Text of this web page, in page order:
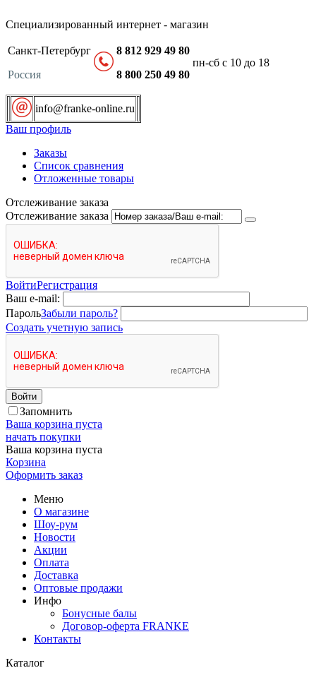
Специализированный интернет - магазин
Санкт-Петербург
Россия
8 812 929 49 80
8 800 250 49 80
пн-сб с 10 до 18
info@franke-online.ru
Ваш профиль
Заказы
Список сравнения
Отложенные товары
Отслеживание заказа
Отслеживание заказа
ВойтиРегистрация
Ваш e-mail:
ПарольЗабыли пароль?
Создать учетную запись
Войти
Запомнить
Ваша корзина пуста
начать покупки
Ваша корзина пуста
Корзина
Оформить заказ
Меню
О магазине
Шоу-рум
Новости
Акции
Оплата
Доставка
Оптовые продажи
Инфо
Бонусные балы
Договор-оферта FRANKE
Контакты
Каталог